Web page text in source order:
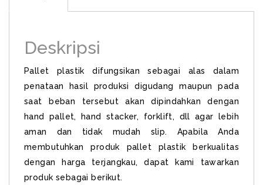
Deskripsi
Pallet plastik difungsikan sebagai alas dalam
penataan hasil produksi digudang maupun pada
saat beban tersebut akan dipindahkan dengan
hand pallet, hand stacker, forklift, dll agar lebih
aman dan tidak mudah slip. Apabila Anda
membutuhkan produk pallet plastik berkualitas
dengan harga terjangkau, dapat kami tawarkan
produk sebagai berikut.